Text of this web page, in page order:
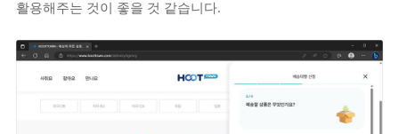
활용해주는 것이 좋을 것 같습니다.